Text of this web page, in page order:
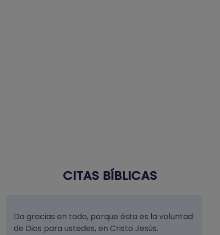
CITAS BÍBLICAS
Da gracias en todo, porque ésta es la voluntad
de Dios para ustedes, en Cristo Jesús.